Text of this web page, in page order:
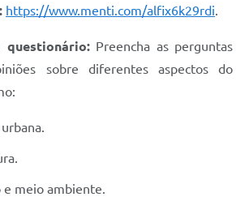
https://www.menti.com/alfix6k29rdi
questionário:Preencha as perguntas
sobre diferentes aspectos do
e meio ambiente.